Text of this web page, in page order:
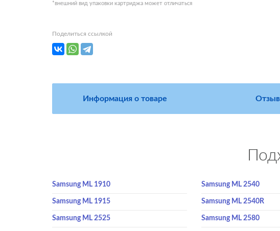
*внешний вид упаковки картриджа может отличаться
Поделиться ссылкой
Информация о товаре
Samsung ML 1910
Samsung ML 1915
Samsung ML 2525
Samsung ML 2540
Samsung ML 2540R
Samsung ML 2580